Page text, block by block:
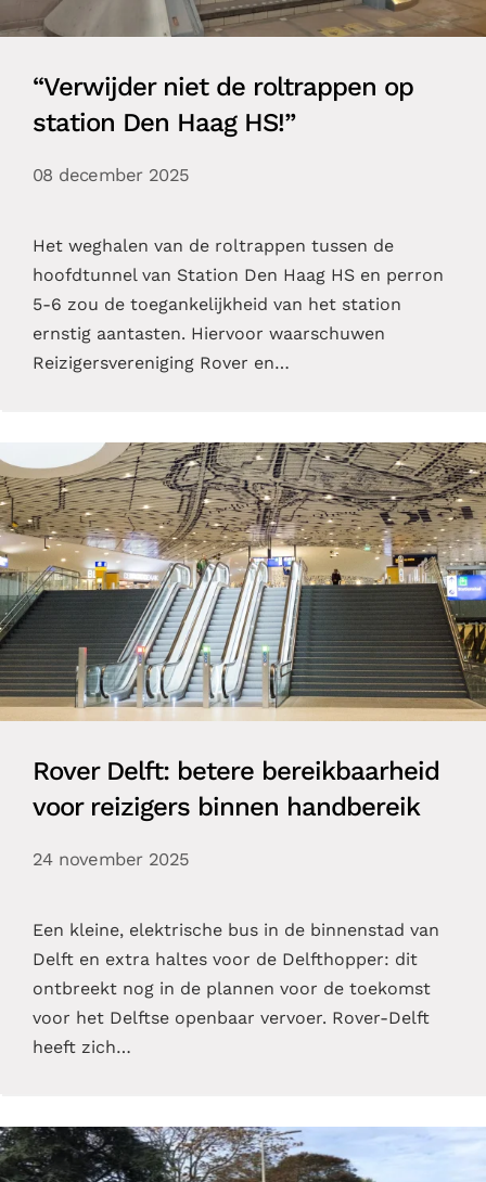
“Verwijder niet de roltrappen op
station Den Haag HS!”
08 december 2025
Het weghalen van de roltrappen tussen de
hoofdtunnel van Station Den Haag HS en perron
5-6 zou de toegankelijkheid van het station
ernstig aantasten. Hiervoor waarschuwen
Reizigersvereniging Rover en…
Rover Delft: betere bereikbaarheid
voor reizigers binnen handbereik
24 november 2025
Een kleine, elektrische bus in de binnenstad van
Delft en extra haltes voor de Delfthopper: dit
ontbreekt nog in de plannen voor de toekomst
voor het Delftse openbaar vervoer. Rover-Delft
heeft zich…